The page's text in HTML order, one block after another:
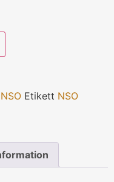
NSO Etikett NSO